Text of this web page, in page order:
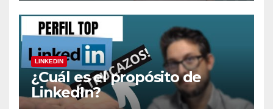
LINKEDIN
¿Cuál es el propósito de
LinkedIn?